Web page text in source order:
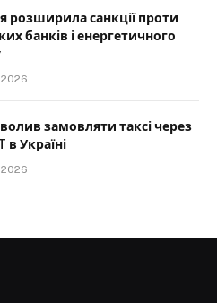
розширила санкції проти
банків і енергетичного
замовляти таксі через
в Україні